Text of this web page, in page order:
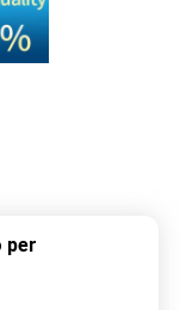
per